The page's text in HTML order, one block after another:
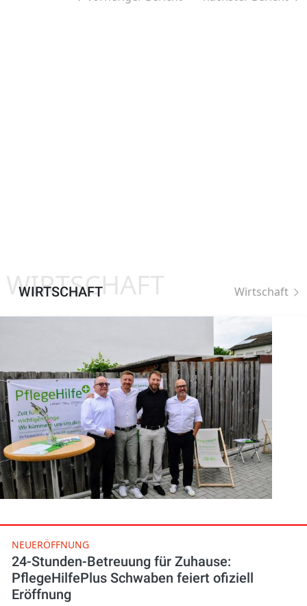
WIRTSCHAFT
WIRTSCHAFT Wirtschaft
NEUERÖFFNUNG
24-Stunden-Betreuung für Zuhause:
PflegeHilfePlus Schwaben feiert ofiziell
Eröffnung